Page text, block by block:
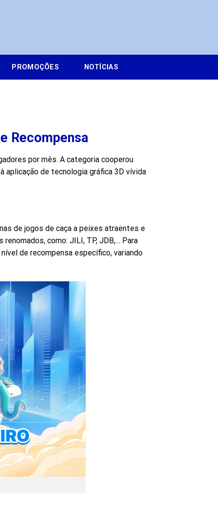
PROMOÇÕES NOTÍCIAS
Recompensa
por mês. A categoria cooperou
aplicação de tecnologia gráfica 3D vívida
de jogos de caça a peixes atraentes e
como: JILI, TP, JDB,… Para
de recompensa específico, variando